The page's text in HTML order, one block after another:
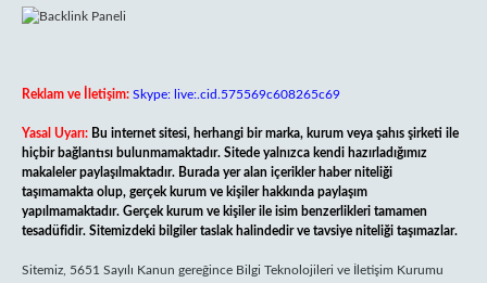
Reklam ve İletişim: Skype: live:.cid.575569c608265c69
Yasal Uyarı: Bu internet sitesi, herhangi bir marka, kurum veya şahıs şirketi ile
hiçbir bağlantısı bulunmamaktadır. Sitede yalnızca kendi hazırladığımız
makaleler paylaşılmaktadır. Burada yer alan içerikler haber niteliği
taşımamakta olup, gerçek kurum ve kişiler hakkında paylaşım
yapılmamaktadır. Gerçek kurum ve kişiler ile isim benzerlikleri tamamen
tesadüfidir. Sitemizdeki bilgiler taslak halindedir ve tavsiye niteliği taşımazlar.
Sitemiz, 5651 Sayılı Kanun gereğince Bilgi Teknolojileri ve İletişim Kurumu